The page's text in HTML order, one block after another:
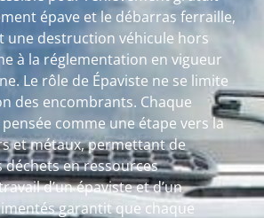
épave et le débarras ferraille,
une destruction véhicule hors
à la réglementation en vigueur
Le rôle de Épaviste ne se limite
des encombrants. Chaque
comme une étape vers la
et métaux, permettant de
en ressources
d’un épaviste et d’un
garantit que chaque